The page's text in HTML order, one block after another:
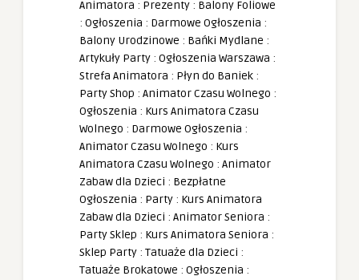
Animatora : Prezenty : Balony Foliowe
: Ogłoszenia : Darmowe Ogłoszenia :
Balony Urodzinowe : Bańki Mydlane :
Artykuły Party : Ogłoszenia Warszawa :
Strefa Animatora : Płyn do Baniek :
Party Shop : Animator Czasu Wolnego :
Ogłoszenia : Kurs Animatora Czasu
Wolnego : Darmowe Ogłoszenia :
Animator Czasu Wolnego : Kurs
Animatora Czasu Wolnego : Animator
Zabaw dla Dzieci : Bezpłatne
Ogłoszenia : Party : Kurs Animatora
Zabaw dla Dzieci : Animator Seniora :
Party Sklep : Kurs Animatora Seniora :
Sklep Party : Tatuaże dla Dzieci :
Tatuaże Brokatowe : Ogłoszenia :